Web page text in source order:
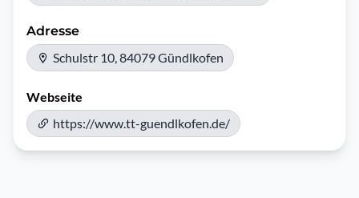
Adresse
Schulstr 10, 84079 Gündlkofen
Webseite
https://www.tt-guendlkofen.de/